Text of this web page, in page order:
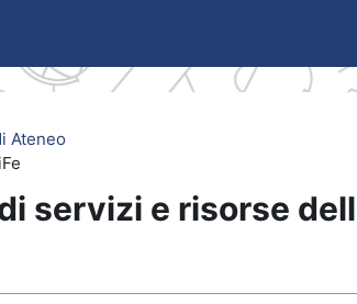
Ateneo
servizi e risorse